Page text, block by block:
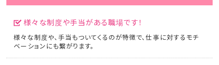
様々な制度や手当がある職場です！
様々な制度や、手当もついてくるのが特徴で、仕事に対するモチ
ベーションにも繋がります。